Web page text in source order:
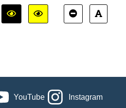
YouTube Instagram